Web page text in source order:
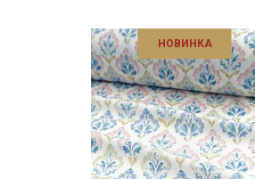
НОВИНКА